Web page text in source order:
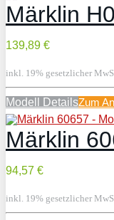
Märklin
139,89 €
inkl. 19% gesetzlicher
Modell DetailsZum
Märklin
94,57 €
inkl. 19% gesetzlicher